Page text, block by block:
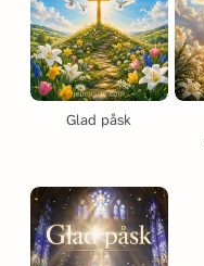
Glad påsk